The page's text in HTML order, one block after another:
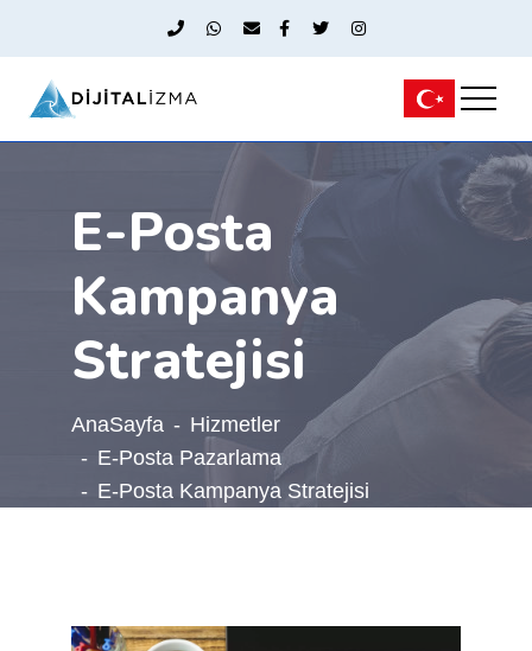
E-Posta
Kampanya
Stratejisi
AnaSayfa
Hizmetler
E-Posta Pazarlama
E-Posta Kampanya Stratejisi